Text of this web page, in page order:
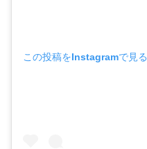
この投稿をInstagramで見る